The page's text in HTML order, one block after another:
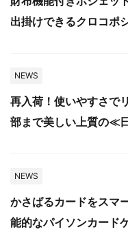
出掛けできるクロコポ
NEWS
再入荷！使いやすさで
部まで美しい上質の≪
NEWS
かさばるカードをスマ
能的なパイソンカード